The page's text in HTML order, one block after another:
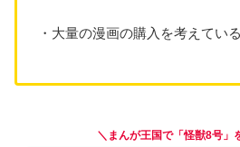
・大量の漫画の購入を考えてい
＼まんが王国で「怪獣8号」